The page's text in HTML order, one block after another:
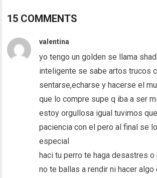
15 COMMENTS
valentina
yo tengo un golden se llama
inteligente se sabe artos trucos
sentarse,echarse y hacerse el
que lo compre supe q iba a ser
estoy orgullosa igual tuvimos
paciencia con el pero al final se
especial
haci tu perro te haga desastres o
no te ballas a rendir ni hacer algo